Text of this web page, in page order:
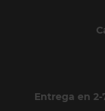
Entrega en